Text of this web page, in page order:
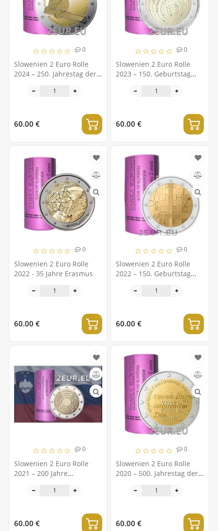
0
Slowenien 2 Euro Rolle
2024 – 250. Jahrestag der
Universitätsbibliothek
60.00 €
0
Slowenien 2 Euro Rolle
2023 – 150. Geburtstag
60.00 €
0
Slowenien 2 Euro Rolle
2022 - 35 Jahre Erasmus
60.00 €
0
Slowenien 2 Euro Rolle
2022 – 150. Geburtstag
Plečnik
60.00 €
0
Slowenien 2 Euro Rolle
2021 – 200 Jahre
Nationalmuseum
60.00 €
0
Slowenien 2 Euro Rolle
2020 – 500. Jahrestag der
Bohorich
60.00 €